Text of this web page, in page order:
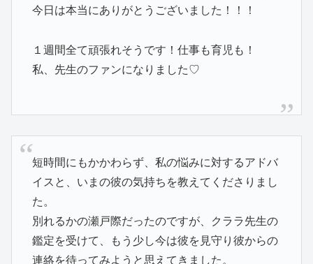
今日は本当にありがとうございました！！！
１週間全て頑張れそうです！仕事も育児も！
私、先生のファンになりました♡
短時間にもかかわらず、私の悩みに対するアドバ
イスと、いまの彼の気持ちを教えてくださりまし
た。
別れるかの瀬戸際だったのですが、クララ先生の
鑑定を受けて、もう少し今は彼を見守り彼からの
連絡を待ってみようと思えてきました。